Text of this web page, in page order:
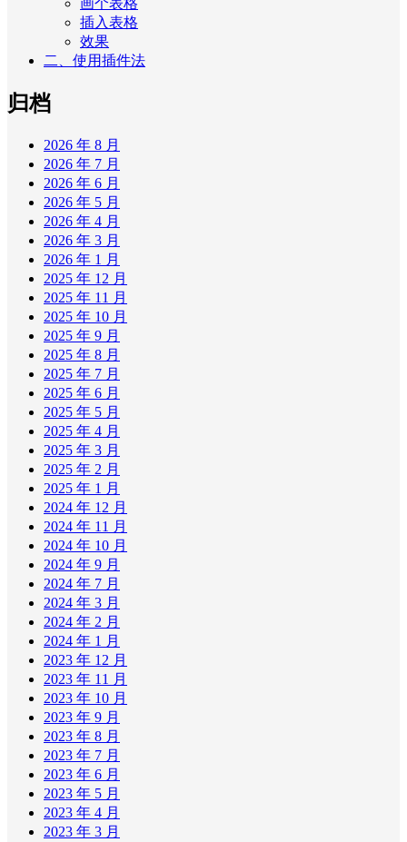
画个表格
插入表格
效果
二、使用插件法
归档
2026 年 8 月
2026 年 7 月
2026 年 6 月
2026 年 5 月
2026 年 4 月
2026 年 3 月
2026 年 1 月
2025 年 12 月
2025 年 11 月
2025 年 10 月
2025 年 9 月
2025 年 8 月
2025 年 7 月
2025 年 6 月
2025 年 5 月
2025 年 4 月
2025 年 3 月
2025 年 2 月
2025 年 1 月
2024 年 12 月
2024 年 11 月
2024 年 10 月
2024 年 9 月
2024 年 7 月
2024 年 3 月
2024 年 2 月
2024 年 1 月
2023 年 12 月
2023 年 11 月
2023 年 10 月
2023 年 9 月
2023 年 8 月
2023 年 7 月
2023 年 6 月
2023 年 5 月
2023 年 4 月
2023 年 3 月